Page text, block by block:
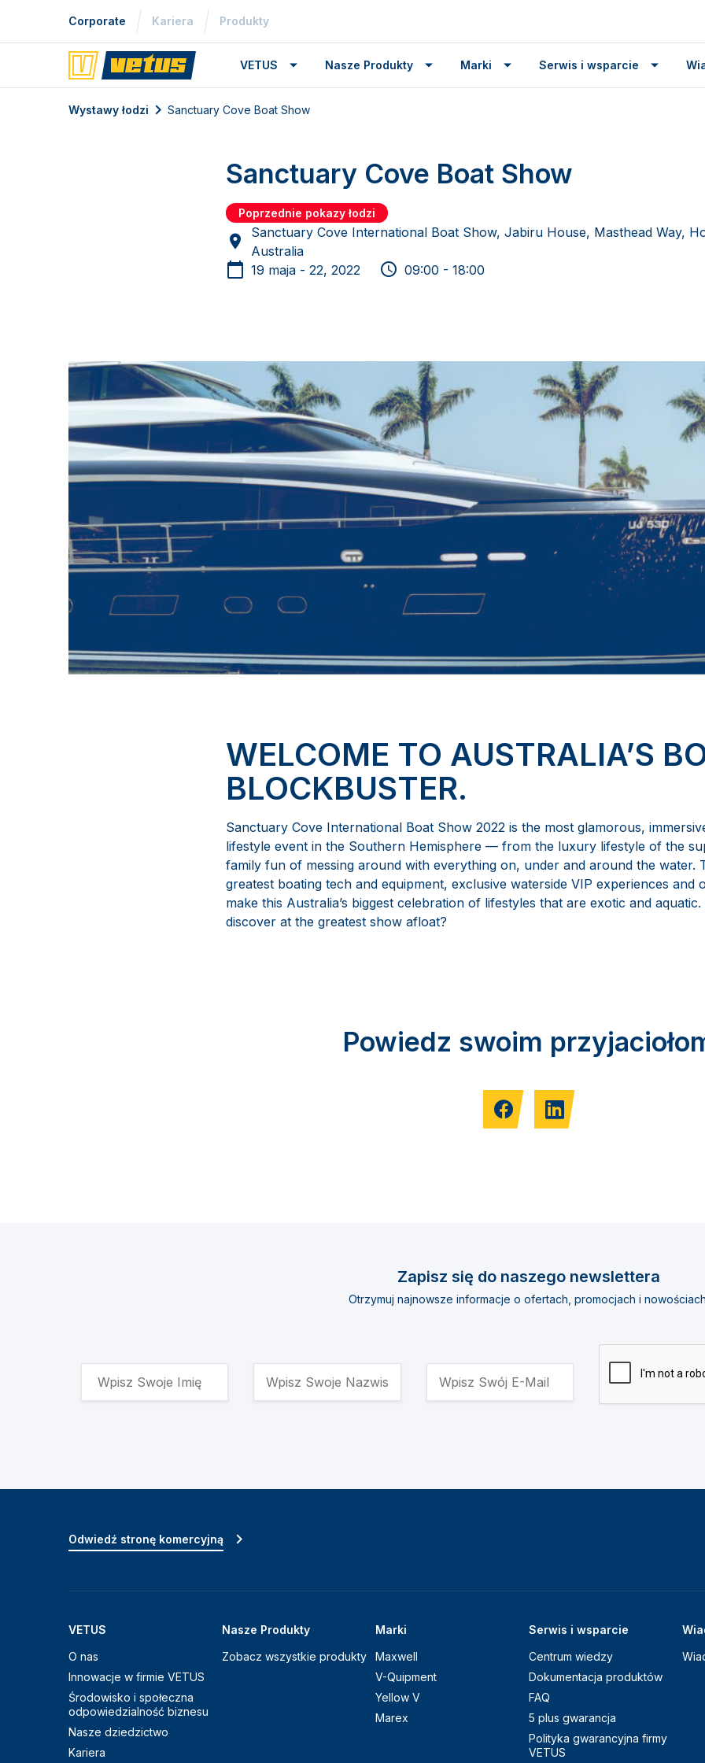
Corporate Kariera Produkty
VETUS Nasze Produkty Marki Serwis i wsparcie
Wystawy łodzi Sanctuary Cove Boat Show
Sanctuary Cove Boat Show
Poprzednie pokazy łodzi
Sanctuary Cove International Boat Show, Jabiru House, Masthead Way,
Australia
19 maja - 22, 2022
09:00 - 18:00
WELCOME TO AUSTRALIA’S
BLOCKBUSTER.
Sanctuary Cove International Boat Show 2022 is the most glamorous,
lifestyle event in the Southern Hemisphere — from the luxury lifestyle of the
family fun of messing around with everything on, under and around the water.
greatest boating tech and equipment, exclusive waterside VIP experiences and
make this Australia’s biggest celebration of lifestyles that are exotic and
discover at the greatest show afloat?
Powiedz swoim
Zapisz się do naszego newslettera
Otrzymuj najnowsze informacje o ofertach, promocjach i
VETUS
O nas
Innowacje w firmie VETUS
Środowisko i społeczna
odpowiedzialność biznesu
Nasze dziedzictwo
Kariera
Nasze Produkty
Zobacz wszystkie produkty
Marki
Maxwell
V-Quipment
Yellow V
Marex
Serwis i wsparcie
Centrum wiedzy
Dokumentacja produktów
FAQ
5 plus gwarancja
Polityka gwarancyjna firmy
VETUS
Odwiedź stronę komercyjną